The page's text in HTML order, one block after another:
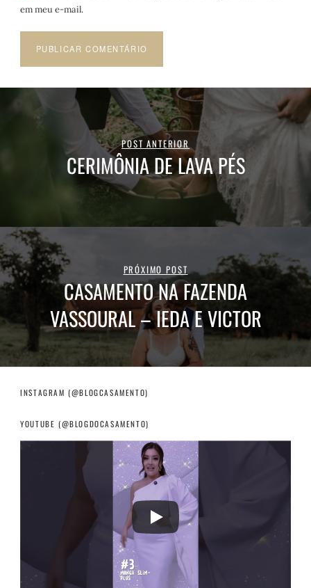
em meu e-mail.
POST ANTERIOR
CERIMÔNIA DE LAVA PÉS
PRÓXIMO POST
CASAMENTO NA FAZENDA
VASSOURAL – IEDA E VICTOR
INSTAGRAM (@BLOGCASAMENTO)
YOUTUBE (@BLOGDOCASAMENTO)